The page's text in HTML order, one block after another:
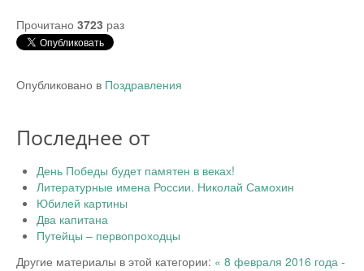
Прочитано 3723 раз
Опубликовано в Поздравления
Последнее от
День Победы будет памятен в веках!
Литературные имена России. Николай Самохин
Юбилей картины
Два капитана
Путейцы – первопроходцы
Другие материалы в этой категории: « 8 февраля 2016 года -